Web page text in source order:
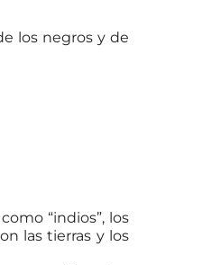
los negros y de
“indios”, los
las tierras y los